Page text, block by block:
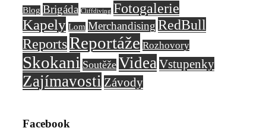
Blog Brigáda Cliffdiving Fotogalerie
Kapely Lom Merchandising RedBull
ReportsReportáže Rozhovory
Skokani Soutěže VideaVstupenky
Zajímavosti Závody
Facebook